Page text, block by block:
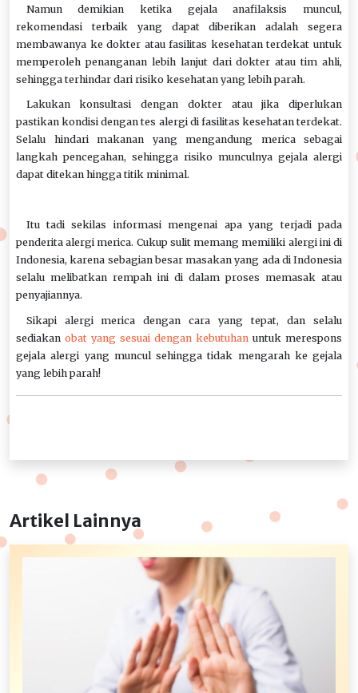
Namun demikian ketika gejala anafilaksis muncul,
rekomendasi terbaik yang dapat diberikan adalah segera
membawanya ke dokter atau fasilitas kesehatan terdekat untuk
memperoleh penanganan lebih lanjut dari dokter atau tim ahli,
sehingga terhindar dari risiko kesehatan yang lebih parah.
Lakukan konsultasi dengan dokter atau jika diperlukan
pastikan kondisi dengan tes alergi di fasilitas kesehatan terdekat.
Selalu hindari makanan yang mengandung merica sebagai
langkah pencegahan, sehingga risiko munculnya gejala alergi
dapat ditekan hingga titik minimal.
Itu tadi sekilas informasi mengenai apa yang terjadi pada
penderita alergi merica. Cukup sulit memang memiliki alergi ini di
Indonesia, karena sebagian besar masakan yang ada di Indonesia
selalu melibatkan rempah ini di dalam proses memasak atau
penyajiannya.
Sikapi alergi merica dengan cara yang tepat, dan selalu
sediakan obat yang sesuai dengan kebutuhan untuk merespons
gejala alergi yang muncul sehingga tidak mengarah ke gejala
yang lebih parah!
Artikel Lainnya